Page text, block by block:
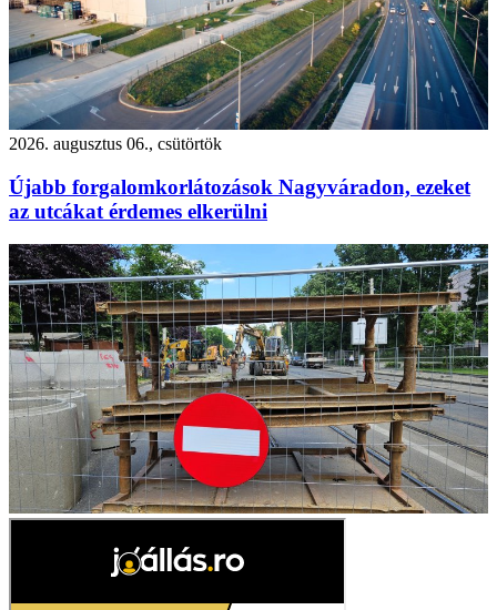
2026. augusztus 06., csütörtök
Újabb forgalomkorlátozások Nagyváradon, ezeket
az utcákat érdemes elkerülni